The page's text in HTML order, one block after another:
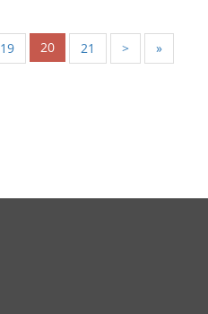
19 20 21 > »